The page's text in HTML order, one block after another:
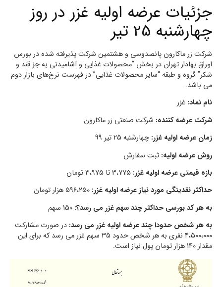
جزئیات عرضه اولیه غزر در روز
چهارشنبه 25 تیر
شرکت زر ماکارون پانصدوسی و هشتمین شرکت پذیرفته شده در بورس
اوراق بهادار تهران در بخش “محصولات غذایی و آشامیدنی به جز قند و
شکر” گروه و طبقه “سایر محصولات غذایی” در فهرست نرخ‌های بازار دوم
می باشد.
نام نماد: غزر
شرکت عرضه کننده: شرکت صنعتی زر ماکارون
زمان عرضه اولیه غزر: چهارشنبه 25 تیر 99
روش عرضه اولیه: ثبت سفارش
بازه قیمتی عرضه اولیه غزر:
حداکثر نقدینگی مورد نیاز عرضه اولیه غزر:
به هر کد بورسی حداکثر چند سهم غزر می رسد؟:
به هر شخص حدودا چند عرضه اولیه غزر می رسد: در صورت مشارکت
۴،۵۰۰،۰۰۰ نفری به هر شخص حدود 35 سهم غزر می رسد که برای این
مقدار 140 هزار تومان پول نیاز است.